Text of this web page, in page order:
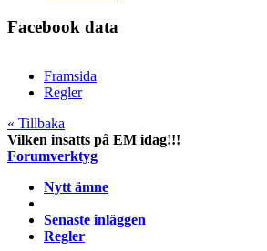
Facebook data
Framsida
Regler
« Tillbaka
Vilken insatts på EM idag!!!
Forumverktyg
Nytt ämne
Senaste inläggen
Regler